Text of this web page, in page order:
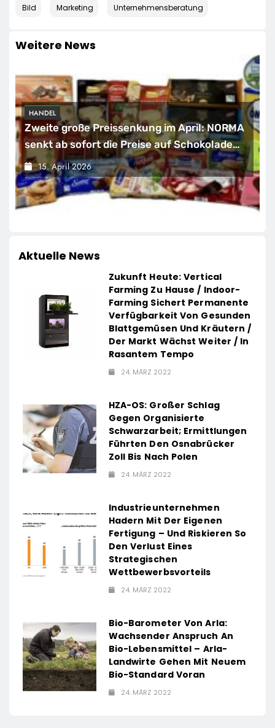
Bild Marketing Unternehmensberatung
Weitere News
HANDEL
Zweite große Preissenkung im April: NORMA
senkt ab sofort die Preise auf Schokolade
und Käse um bis zu 16 Prozent / Mit
LECKERROM, CREMISEE, EXCELSIOR süßer
und herzhafter Genuss
15. April 2026
Aktuelle News
Zukunft Heute: Vertical
Farming Zu Hause / Indoor-
Farming Sichert Permanente
Verfügbarkeit Von Gesunden
Blattgemüsen Und Kräutern /
Der Markt Wächst Weiter / In
Rasantem Tempo
24. MÄRZ 2022
HZA-OS: Großer Schlag
Gegen Organisierte
Schwarzarbeit; Ermittlungen
Führten Den Osnabrücker
Zoll Bis Nach Polen
24. MÄRZ 2022
Industrieunternehmen
Hadern Mit Der Eigenen
Fertigung – Und Riskieren So
Den Verlust Eines
Strategischen
Wettbewerbsvorteils
24. MÄRZ 2022
Bio-Barometer Von Arla:
Wachsender Anspruch An
Bio-Lebensmittel – Arla-
Landwirte Gehen Mit Neuem
Bio-Standard Voran
24. MÄRZ 2022